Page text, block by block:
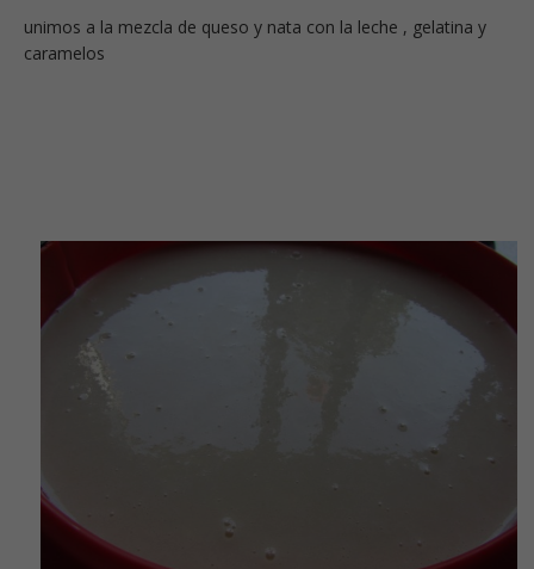
unimos a la mezcla de queso y nata con la leche , gelatina y
caramelos